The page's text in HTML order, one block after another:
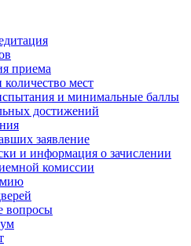
приема
мест
и минимальные баллы
достижений
заявление
и информация о зачислении
комиссии
вопросы